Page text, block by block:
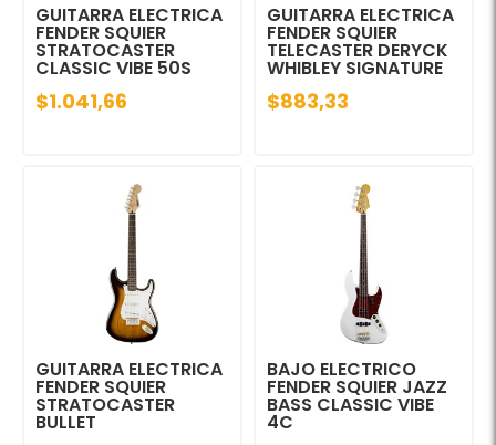
GUITARRA ELECTRICA
FENDER SQUIER
STRATOCASTER
CLASSIC VIBE 50S
$1.041,66
GUITARRA ELECTRICA
FENDER SQUIER
TELECASTER DERYCK
WHIBLEY SIGNATURE
$883,33
GUITARRA ELECTRICA
FENDER SQUIER
STRATOCASTER
BULLET
BAJO ELECTRICO
FENDER SQUIER JAZZ
BASS CLASSIC VIBE
4C